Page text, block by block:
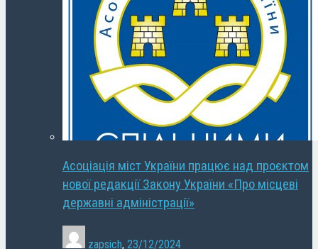
Асоціація міст України працює над проєктом
нової редакції Закону України «Про місцеві
державні адміністрації»
zapsich, 23/12/2024